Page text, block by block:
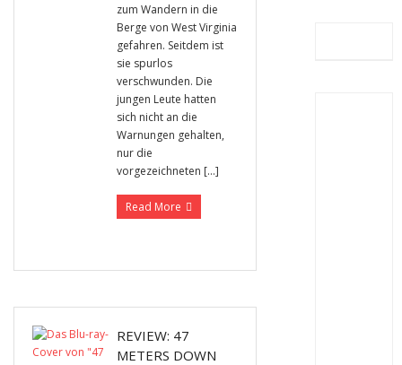
zum Wandern in die
Berge von West Virginia
gefahren. Seitdem ist
sie spurlos
verschwunden. Die
jungen Leute hatten
sich nicht an die
Warnungen gehalten,
nur die
vorgezeichneten […]
Read More
REVIEW: 47
METERS DOWN